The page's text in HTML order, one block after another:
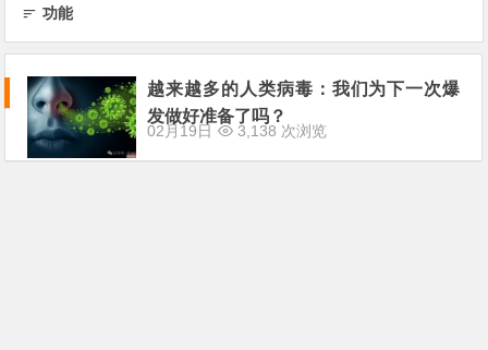
功能
越来越多的人类病毒：我们为下一次爆
发做好准备了吗？
02月19日 3,138 次浏览